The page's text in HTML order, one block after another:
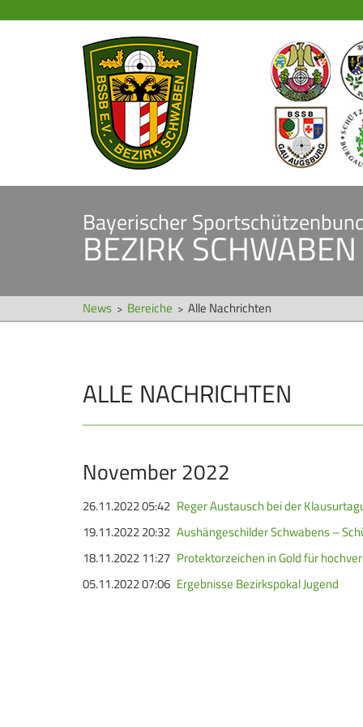
Bayerischer
BEZIRK SCHWABEN
News Bereiche Alle Nachrichten
ALLE NACHRICHTEN
November 2022
26.11.2022 05:42 Reger Austausch bei der
19.11.2022 20:32 Aushängeschilder Schwabens –
18.11.2022 11:27 Protektorzeichen in Gold für
05.11.2022 07:06 Ergebnisse Bezirkspokal Jugend
Navigation
überspringen
STARTSEITE
Navigation
überspringen
VERBAND
Veranstaltungen
Bezirk Schwaben
Präsidium
Gaue & Mitglieder
Ehrungen
JUGEND
Sommerbiathlon
Lichtgewehre
überspringen